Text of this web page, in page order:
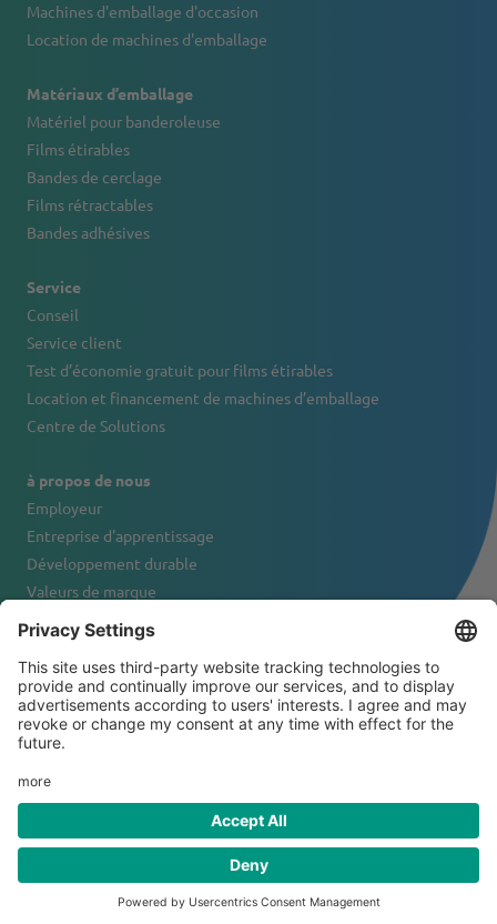
Machines d'emballage d'occasion
Location de machines d'emballage
Matériaux d’emballage
Matériel pour banderoleuse
Films étirables
Bandes de cerclage
Films rétractables
Bandes adhésives
Service
Conseil
Service client
Test d’économie gratuit pour films étirables
Location et financement de machines d’emballage
Centre de Solutions
à propos de nous
Employeur
Entreprise d'apprentissage
Développement durable
Valeurs de marque
Portrait de l'entreprise
Contact
© 2026 Tanner & Co. AG
Conditions générales de vente
Exclusion de responsabilité
Déclaration de confidentialité
Mentions légales